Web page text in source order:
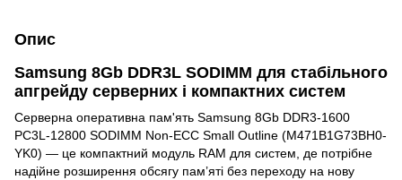
Опис
Samsung 8Gb DDR3L SODIMM для стабільного
апгрейду серверних і компактних систем
Серверна оперативна пам'ять Samsung 8Gb DDR3-1600
PC3L-12800 SODIMM Non-ECC Small Outline (M471B1G73BH0-
YK0) — це компактний модуль RAM для систем, де потрібне
надійне розширення обсягу пам’яті без переходу на нову